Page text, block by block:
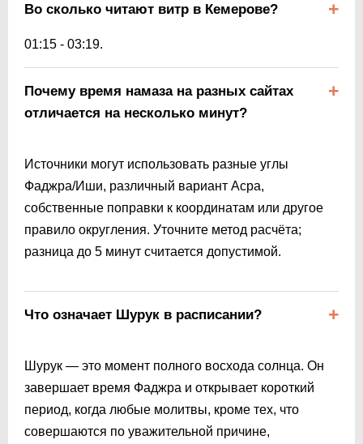
Во сколько читают витр в Кемерове?
01:15 - 03:19.
Почему время намаза на разных сайтах
отличается на несколько минут?
Источники могут использовать разные углы
Фаджра/Иши, различный вариант Асра,
собственные поправки к координатам или другое
правило округления. Уточните метод расчёта;
разница до 5 минут считается допустимой.
Что означает Шурук в расписании?
Шурук — это момент полного восхода солнца. Он
завершает время Фаджра и открывает короткий
период, когда любые молитвы, кроме тех, что
совершаются по уважительной причине,